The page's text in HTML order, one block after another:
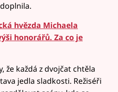
doplnila.
hvězda Michaela
honorářů. Za co je
že každá z dvojčat chtěla
jedla sladkosti. Režiséři